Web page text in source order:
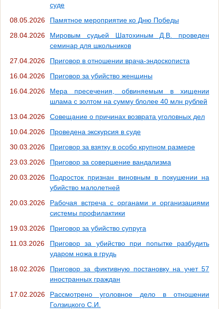
суде
08.05.2026
Памятное мероприятие ко Дню Победы
28.04.2026
Мировым судьей Шатохиным Д.В. проведен
семинар для школьников
27.04.2026
Приговор в отношении врача-эндоскописта
16.04.2026
Приговор за убийство женщины
16.04.2026
Мера пресечения, обвиняемым в хищении
шлама с золтом на сумму блолее 40 млн рублей
13.04.2026
Совещание о причинах возврата уголовных дел
10.04.2026
Проведена экскурсия в суде
30.03.2026
Приговор за взятку в особо крупном размере
23.03.2026
Приговор за совершение вандализма
20.03.2026
Подросток признан виновным в покушении на
убийство малолетней
20.03.2026
Рабочая встреча с органами и организациями
системы профилактики
19.03.2026
Приговор за убийство супруга
11.03.2026
Приговор за убийство при попытке разбудить
ударом ножа в грудь
18.02.2026
Приговор за фиктивную постановку на учет 57
иностранных граждан
17.02.2026
Рассмотрено уголовное дело в отношении
Голзицкого С.И.